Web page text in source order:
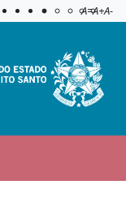
Aplicar
A=A+A-